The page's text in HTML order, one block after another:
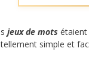
jeux de mots étaient
simple et